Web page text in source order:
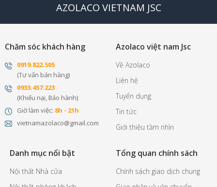
AZOLACO VIETNAM JSC
Chăm sóc khách hàng
0919.822.505
(Tư vấn bán hàng)
0933.457.223
(Khiếu nại, Bảo hành)
Giờ làm việc: 8h - 21h
vietnamazolaco@gmail.com
Azolaco việt nam Jsc
Về Azolaco
Liên hệ
Tuyển dụng
Tin tức
Giới thiệu tầm nhìn
Danh mục nổi bật
Nội thất Nhà cửa
Tổng quan chính sách
Chính sách giao dịch chung